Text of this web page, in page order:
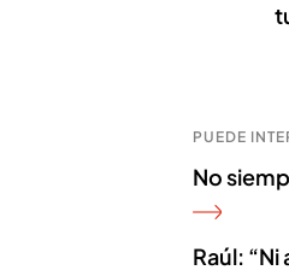
PUEDE
No
Raúl: